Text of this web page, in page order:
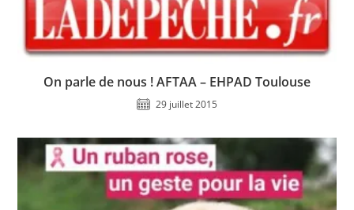
On parle de nous ! AFTAA – EHPAD Toulouse
29 juillet 2015